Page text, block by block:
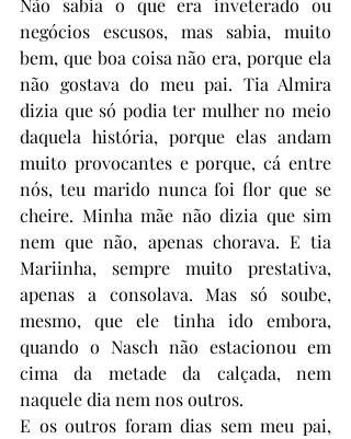
Não sabia o que era inveterado ou
negócios escusos, mas sabia, muito
bem, que boa coisa não era, porque ela
não gostava do meu pai. Tia Almira
dizia que só podia ter mulher no meio
daquela história, porque elas andam
muito provocantes e porque, cá entre
nós, teu marido nunca foi flor que se
cheire. Minha mãe não dizia que sim
nem que não, apenas chorava. E tia
Mariinha, sempre muito prestativa,
apenas a consolava. Mas só soube,
mesmo, que ele tinha ido embora,
quando o Nasch não estacionou em
cima da metade da calçada, nem
naquele dia nem nos outros.
E os outros foram dias sem meu pai,